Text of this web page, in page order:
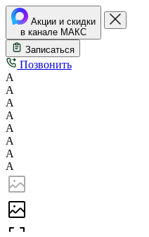
Акции и скидки
в канале МАКС
Записаться
Позвонить
А
А
А
А
А
А
А
А